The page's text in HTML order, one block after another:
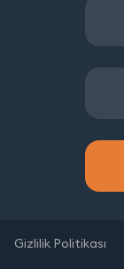
Gizlilik Politikası